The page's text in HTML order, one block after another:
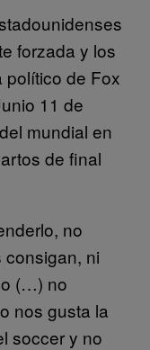
forzada y los
político de Fox
11 de
mundial en
de final
no
ni
(…) no
nos gusta la
soccer y no